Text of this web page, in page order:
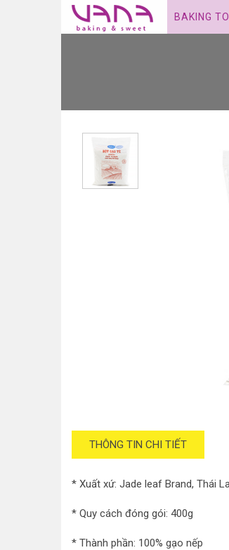
BAKING
THÔNG TIN CHI TIẾT
* Xuất xứ: Jade leaf Brand, Thái
* Quy cách đóng gói: 400g
* Thành phần: 100% gạo nếp